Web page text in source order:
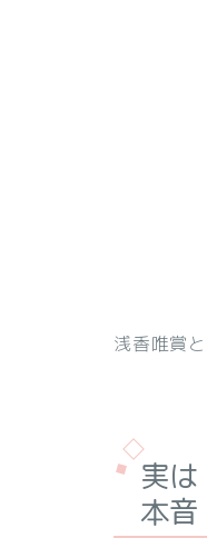
浅香唯賞
実
本音